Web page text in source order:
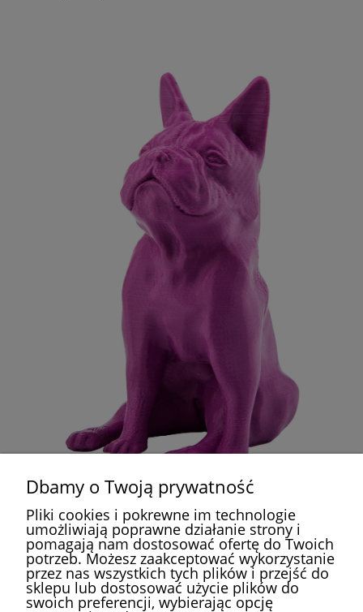
POMOC
Dbamy o Twoją prywatność
Pliki cookies i pokrewne im technologie
umożliwiają poprawne działanie strony i
pomagają nam dostosować ofertę do Twoich
potrzeb. Możesz zaakceptować wykorzystanie
przez nas wszystkich tych plików i przejść do
sklepu lub dostosować użycie plików do
swoich preferencji, wybierając opcję